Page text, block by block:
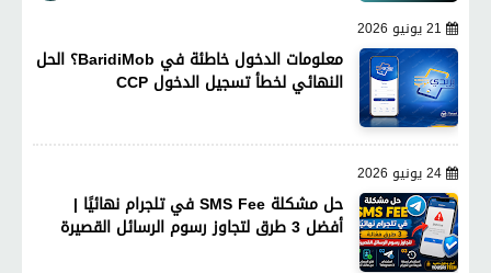
21 يونيو 2026
معلومات الدخول خاطئة في BaridiMob؟ الحل
النهائي لخطأ تسجيل الدخول CCP
24 يونيو 2026
حل مشكلة SMS Fee في تلجرام نهائيًا |
أفضل 3 طرق لتجاوز رسوم الرسائل القصيرة